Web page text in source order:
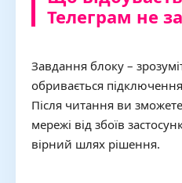
Телеграм не
Завдання блоку –
обривається
Після читання ви
мережі від збоїв
вірний шлях рішення.